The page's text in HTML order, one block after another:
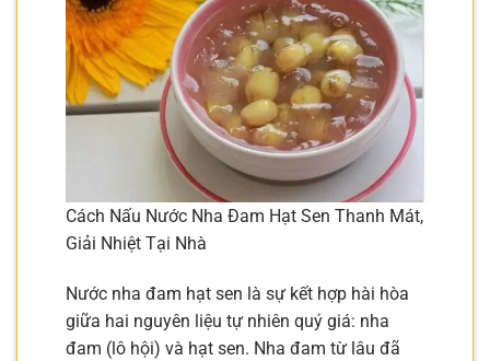
Cách Nấu Nước Nha Đam Hạt Sen Thanh Mát,
Giải Nhiệt Tại Nhà
Nước nha đam hạt sen là sự kết hợp hài hòa
giữa hai nguyên liệu tự nhiên quý giá: nha
đam (lô hội) và hạt sen. Nha đam từ lâu đã